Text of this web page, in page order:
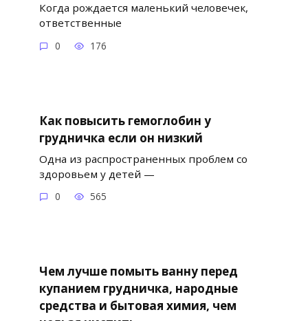
Когда рождается маленький человечек,
ответственные
0 176
Как повысить гемоглобин у
грудничка если он низкий
Одна из распространенных проблем со
здоровьем у детей —
0 565
Чем лучше помыть ванну перед
купанием грудничка, народные
средства и бытовая химия, чем